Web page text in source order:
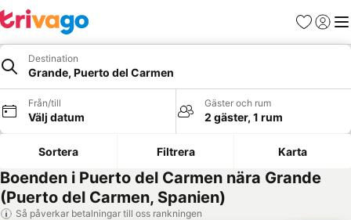
Favoriter
Logga
Destination
Grande, Puerto del Carmen
Från/till
Välj datum
Gäster och rum
2 gäster, 1 rum
Sortera Filtrera Karta
Boenden i Puerto del Carmen nära Grande
(Puerto del Carmen, Spanien)
Så påverkar betalningar till oss rankningen